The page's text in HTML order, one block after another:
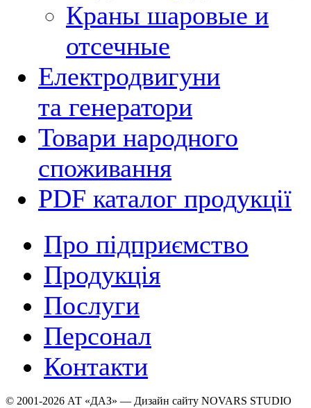
Краны шаровые и
отсечные
Електродвигуни
та генератори
Товари народного
споживання
PDF каталог продукції
Про підприємство
Продукція
Послуги
Персонал
Контакти
© 2001-2026 АТ «ДАЗ» — Дизайн сайту NOVARS STUDIO